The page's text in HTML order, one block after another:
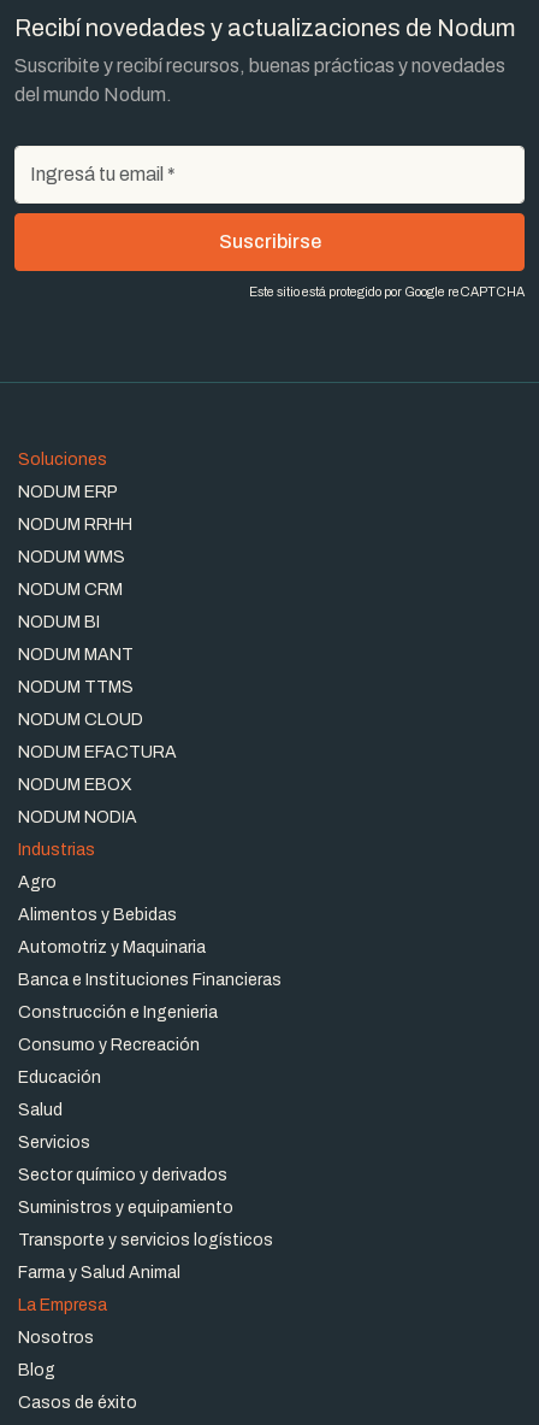
Recibí novedades y actualizaciones de Nodum
Suscribite y recibí recursos, buenas prácticas y novedades
del mundo Nodum.
Suscribirse
Este sitio está protegido por Google reCAPTCHA
Soluciones
NODUM ERP
NODUM RRHH
NODUM WMS
NODUM CRM
NODUM BI
NODUM MANT
NODUM TTMS
NODUM CLOUD
NODUM EFACTURA
NODUM EBOX
NODUM NODIA
Industrias
Agro
Alimentos y Bebidas
Automotriz y Maquinaria
Banca e Instituciones Financieras
Construcción e Ingenieria
Consumo y Recreación
Educación
Salud
Servicios
Sector químico y derivados
Suministros y equipamiento
Transporte y servicios logísticos
Farma y Salud Animal
La Empresa
Nosotros
Blog
Casos de éxito